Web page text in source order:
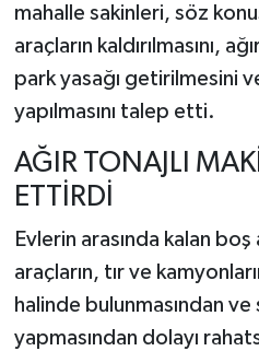
mahalle sakinleri, söz
araçların kaldırılmasını,
park yasağı getirilmesini
yapılmasını talep etti.
AĞIR TONAJLI
ETTİRDİ
Evlerin arasında kalan boş
araçların, tır ve
halinde bulunmasından ve
yapmasından dolayı